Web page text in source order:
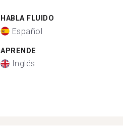
HABLA FLUIDO
Español
APRENDE
Inglés